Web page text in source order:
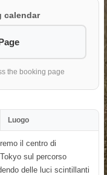
calendar
the booking page
Luogo
il centro di
sul percorso
delle luci scintillanti